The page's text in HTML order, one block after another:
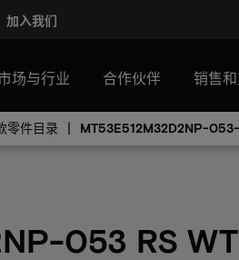
加入我们
场与行业 合作伙伴 销售
零件目录 MT53E512M32D2NP-
053 RS